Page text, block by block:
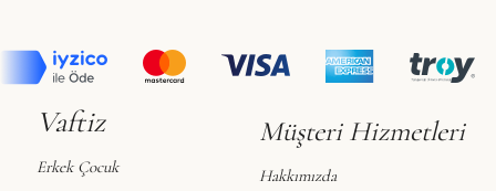
Vaftiz
Erkek Çocuk
Müşteri Hizmetleri
Hakkımızda